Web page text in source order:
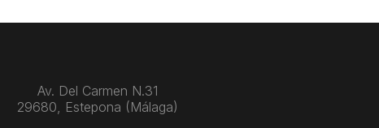
Av. Del Carmen N.31
29680, Estepona (Málaga)